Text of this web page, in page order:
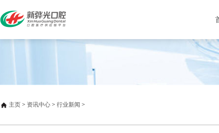
主页 > 资讯中心 > 行业新闻 >